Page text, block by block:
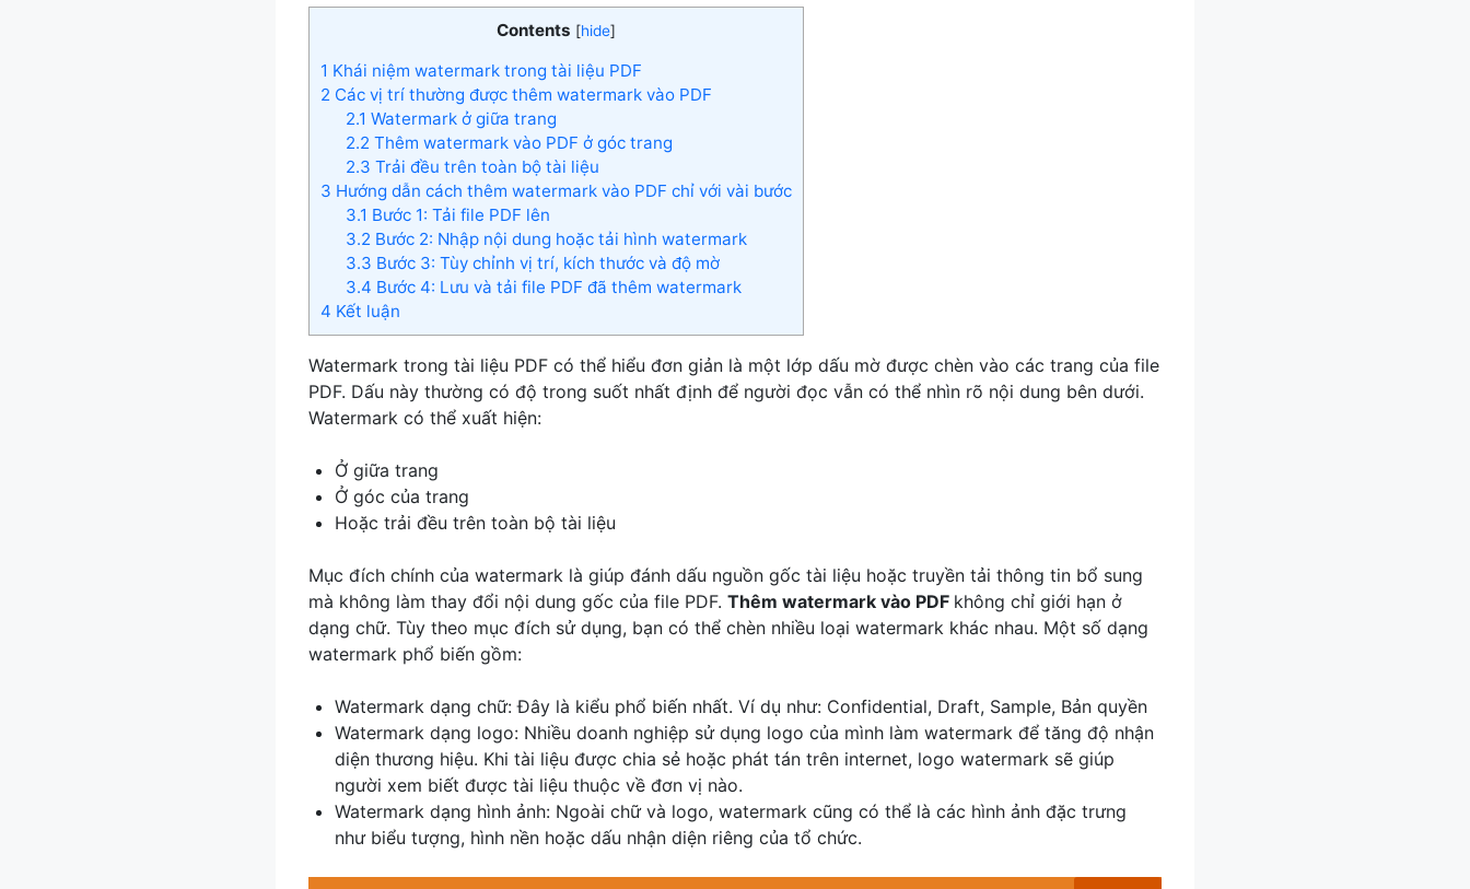
Contents [hide]
1 Khái niệm watermark trong tài liệu PDF
2 Các vị trí thường được thêm watermark vào PDF
2.1 Watermark ở giữa trang
2.2 Thêm watermark vào PDF ở góc trang
2.3 Trải đều trên toàn bộ tài liệu
3 Hướng dẫn cách thêm watermark vào PDF chỉ với vài bước
3.1 Bước 1: Tải file PDF lên
3.2 Bước 2: Nhập nội dung hoặc tải hình watermark
3.3 Bước 3: Tùy chỉnh vị trí, kích thước và độ mờ
3.4 Bước 4: Lưu và tải file PDF đã thêm watermark
4 Kết luận
Watermark trong tài liệu PDF có thể hiểu đơn giản là một lớp dấu mờ được chèn vào các trang của file
PDF. Dấu này thường có độ trong suốt nhất định để người đọc vẫn có thể nhìn rõ nội dung bên dưới.
Watermark có thể xuất hiện:
Ở giữa trang
Ở góc của trang
Hoặc trải đều trên toàn bộ tài liệu
Mục đích chính của watermark là giúp đánh dấu nguồn gốc tài liệu hoặc truyền tải thông tin bổ sung
mà không làm thay đổi nội dung gốc của file PDF. Thêm watermark vào PDF không chỉ giới hạn ở
dạng chữ. Tùy theo mục đích sử dụng, bạn có thể chèn nhiều loại watermark khác nhau. Một số dạng
watermark phổ biến gồm:
Watermark dạng chữ: Đây là kiểu phổ biến nhất. Ví dụ như: Confidential, Draft, Sample, Bản quyền
Watermark dạng logo: Nhiều doanh nghiệp sử dụng logo của mình làm watermark để tăng độ nhận
diện thương hiệu. Khi tài liệu được chia sẻ hoặc phát tán trên internet, logo watermark sẽ giúp
người xem biết được tài liệu thuộc về đơn vị nào.
Watermark dạng hình ảnh: Ngoài chữ và logo, watermark cũng có thể là các hình ảnh đặc trưng
như biểu tượng, hình nền hoặc dấu nhận diện riêng của tổ chức.